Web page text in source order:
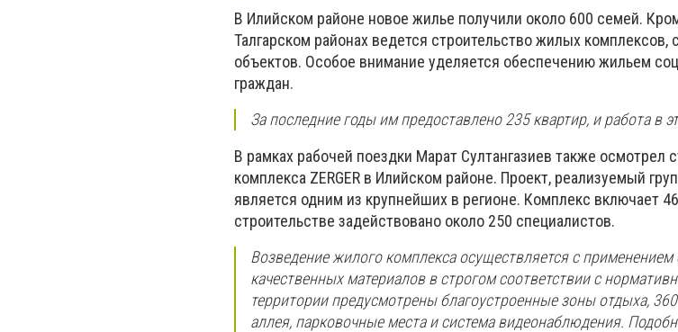
В Илийском районе новое жилье получили около 600 семей.
Талгарском районах ведется строительство жилых
объектов. Особое внимание уделяется обеспечению жильем
граждан.
За последние годы им предоставлено 235 квартир, и работа в
В рамках рабочей поездки Марат Султангазиев также осмотрел
комплекса ZERGER в Илийском районе. Проект, реализуемый
является одним из крупнейших в регионе. Комплекс включает
строительстве задействовано около 250 специалистов.
Возведение жилого комплекса осуществляется с
качественных материалов в строгом соответствии с
территории предусмотрены благоустроенные зоны отдыха,
аллея, парковочные места и система видеонаблюдения.